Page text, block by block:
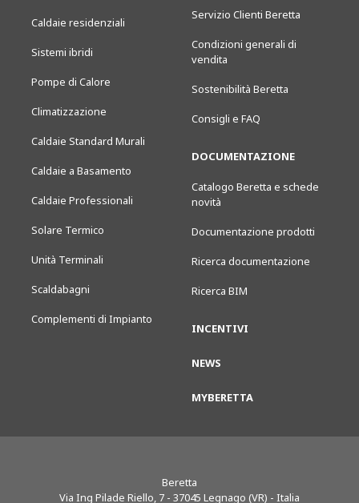
Caldaie residenziali
Sistemi ibridi
Pompe di Calore
Climatizzazione
Caldaie Standard Murali
Caldaie a Basamento
Caldaie Professionali
Solare Termico
Unità Terminali
Scaldabagni
Complementi di Impianto
Servizio Clienti Beretta
Condizioni generali di
vendita
Sostenibilità Beretta
Consigli e FAQ
DOCUMENTAZIONE
Catalogo Beretta e schede
novità
Documentazione prodotti
Ricerca documentazione
Ricerca BIM
INCENTIVI
NEWS
MYBERETTA
Beretta
Via Ing Pilade Riello, 7 - 37045 Legnago (VR) - Italia